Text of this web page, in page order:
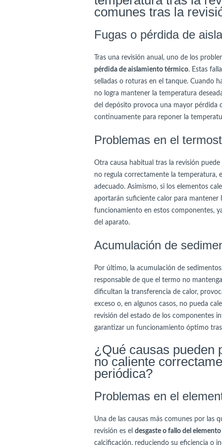
comunes tras la
Fugas o pérdida de
Tras una revisión anual, uno de los
pérdida de aislamiento térmico. Estas
selladas o roturas en el tanque. Cuando
no logra mantener la temperatura
del depósito provoca una mayor pérdida
continuamente para reponer la
Problemas en el
Otra causa habitual tras la revisión
no regula correctamente la temperatura,
adecuado. Asimismo, si los elementos
aportarán suficiente calor para mantener
funcionamiento en estos componentes,
del aparato.
Acumulación de
Por último, la acumulación de
responsable de que el termo no
dificultan la transferencia de calor,
exceso o, en algunos casos, no pueda
revisión del estado de los componentes
garantizar un funcionamiento óptimo
¿Qué causas pueden
no caliente
periódica?
Problemas en el
Una de las causas más comunes por las
revisión es el desgaste o fallo del
calcificación, reduciendo su eficiencia o